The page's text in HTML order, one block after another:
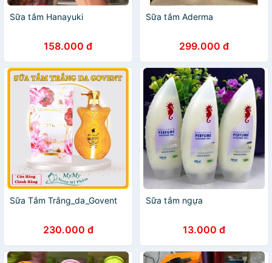
Sữa tắm Hanayuki
158.000 đ
Sữa tắm Aderma
299.000 đ
Sữa Tắm Trắng_da_Govent
230.000 đ
Sữa tắm ngựa
13.000 đ